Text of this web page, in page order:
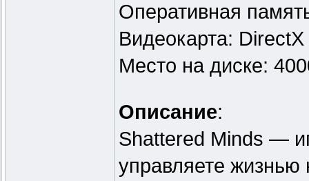
Оперативная
Видеокарта:
Место на диске:
Описание:
Shattered Minds —
управляете